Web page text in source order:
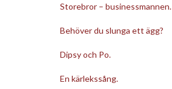
Storebror – businessmannen.
Behöver du slunga ett ägg?
Dipsy och Po.
En kärlekssång.